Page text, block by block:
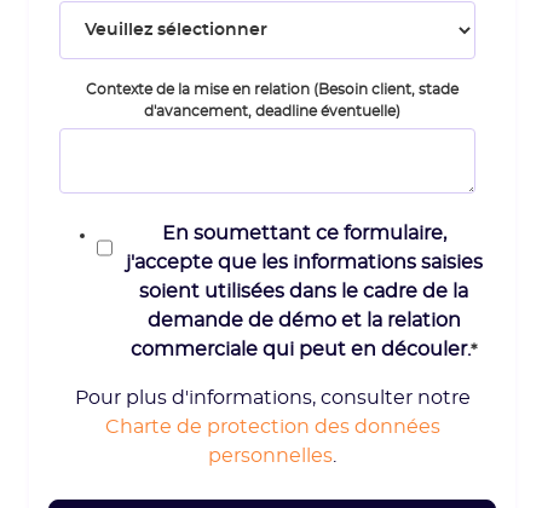
Contexte de la mise en relation (Besoin client, stade
d'avancement, deadline éventuelle)
En soumettant ce formulaire,
j'accepte que les informations saisies
soient utilisées dans le cadre de la
demande de démo et la relation
commerciale qui peut en découler.*
Pour plus d'informations, consulter notre
Charte de protection des données
personnelles